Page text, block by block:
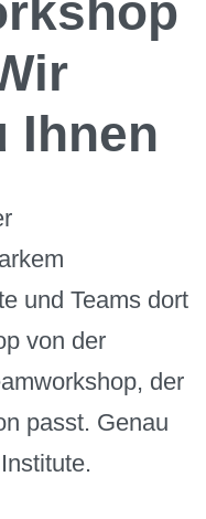
Ihnen
und Teams dort
von der
der
passt. Genau